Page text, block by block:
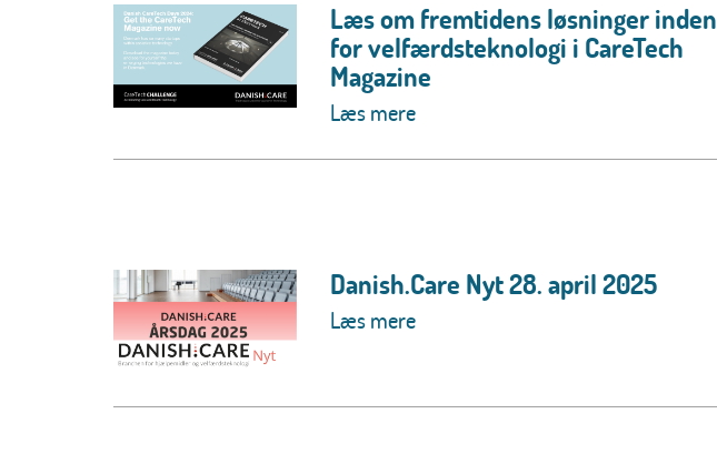
Læs om fremtidens løsninger inden
for velfærdsteknologi i CareTech
Magazine
Læs mere
Danish.Care Nyt 28. april 2025
Læs mere